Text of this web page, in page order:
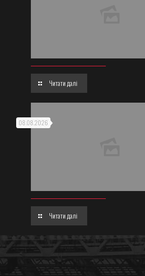
Читати далі
08.08.2026
Читати далі